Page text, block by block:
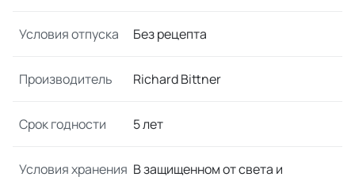
Условия отпуска Без рецепта
Производитель Richard Bittner
Срок годности 5 лет
Условия хранения В защищенном от света и